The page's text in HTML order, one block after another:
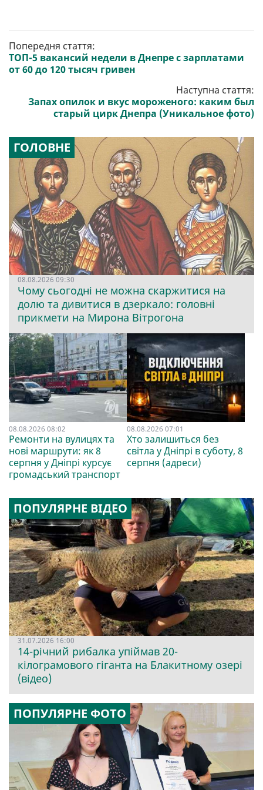
Попередня стаття:
ТОП-5 вакансий недели в Днепре с зарплатами
от 60 до 120 тысяч гривен
Наступна стаття:
Запах опилок и вкус мороженого: каким был
старый цирк Днепра (Уникальное фото)
ГОЛОВНЕ
08.08.2026 09:30
Чому сьогодні не можна скаржитися на
долю та дивитися в дзеркало: головні
прикмети на Мирона Вітрогона
08.08.2026 08:02
Ремонти на вулицях та
нові маршрути: як 8
серпня у Дніпрі курсує
громадський транспорт
08.08.2026 07:01
Хто залишиться без
світла у Дніпрі в суботу, 8
серпня (адреси)
ПОПУЛЯРНЕ ВІДЕО
31.07.2026 16:00
14-річний рибалка упіймав 20-
кілограмового гіганта на Блакитному озері
(відео)
ПОПУЛЯРНЕ ФОТО